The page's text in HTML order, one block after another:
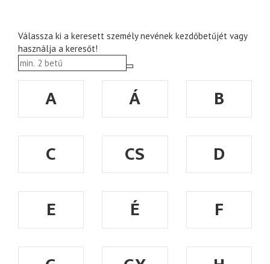
Válassza ki a keresett személy nevének kezdőbetűjét vagy
használja a keresőt!
A Á
B
C
CS
D
E
É
F